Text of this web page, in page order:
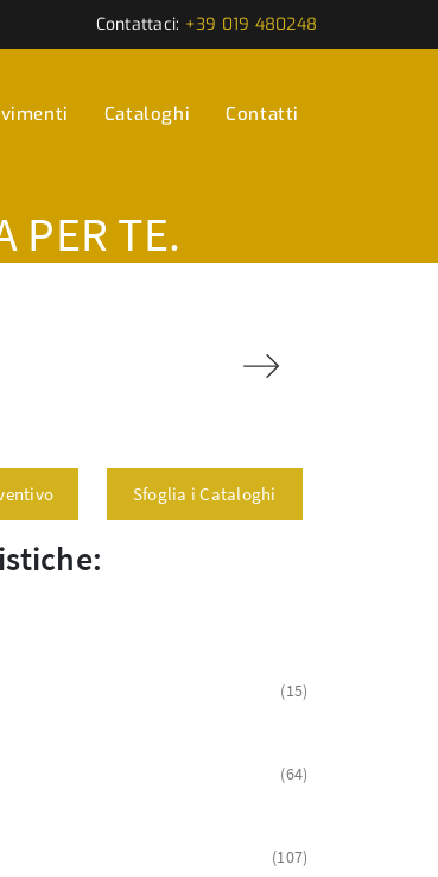
Contattaci: +39 019 480248
Cataloghi Contatti
PER TE.
Sfoglia i Cataloghi
15
64
107